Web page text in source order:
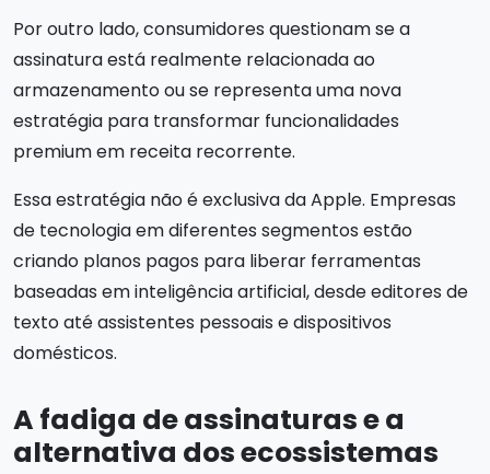
Por outro lado, consumidores questionam se a
assinatura está realmente relacionada ao
armazenamento ou se representa uma nova
estratégia para transformar funcionalidades
premium em receita recorrente.
Essa estratégia não é exclusiva da Apple. Empresas
de tecnologia em diferentes segmentos estão
criando planos pagos para liberar ferramentas
baseadas em inteligência artificial, desde editores de
texto até assistentes pessoais e dispositivos
domésticos.
A fadiga de assinaturas e a
alternativa dos ecossistemas